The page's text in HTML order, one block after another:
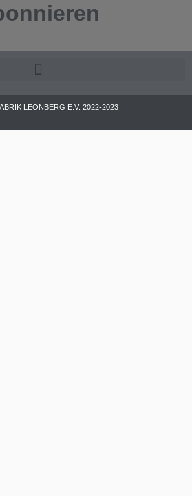
LEONBERG E.V. 2022-2023